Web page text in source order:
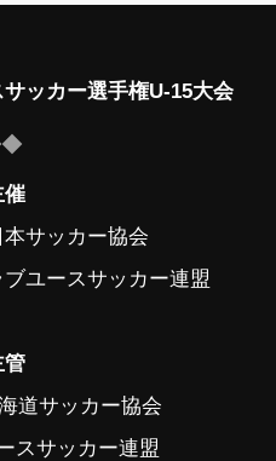
ッカー選手権U-15大会
催
サッカー協会
ユースサッカー連盟
管
道サッカー協会
スサッカー連盟